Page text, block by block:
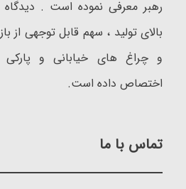
رهبر معرفی نموده است .
بالای تولید ، سهم قابل توجهی از
و چراغ های خیابانی و پارکی
اختصاص داده است.
تماس با ما